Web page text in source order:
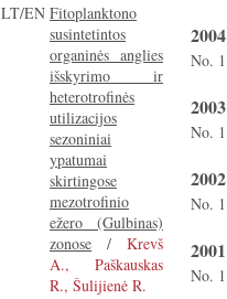
LT/EN Fitoplanktono
susintetintos
organinės anglies
išskyrimo ir
heterotrofinės
utilizacijos
sezoniniai
ypatumai
skirtingose
mezotrofinio
ežero (Gulbinas)
zonose / Krevš
A., Paškauskas
R., Šulijienė R.
2004
No. 1
2003
No. 1
2002
No. 1
2001
No. 1